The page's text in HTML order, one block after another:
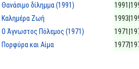
Θανάσιμο δίλημμα (1991)
Καλημέρα Ζωή
Ο Άγνωστος Πόλεμος (1971)
Πορφύρα και Αίμα